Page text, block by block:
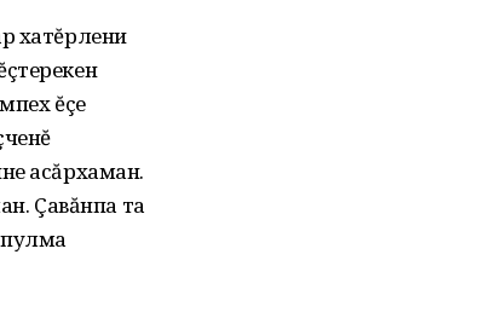
хатĕрлени
ĕçе
асăрхаман.
Çавăнпа та
пулма